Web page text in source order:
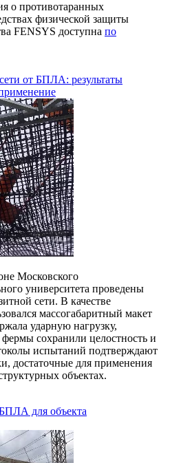
о противотаранных
физической защиты
FENSYS доступна по
от БПЛА: результаты
Московского
университета проведены
сети. В качестве
массогабаритный макет
ударную нагрузку,
сохранили целостность и
испытаний подтверждают
достаточные для применения
объектах.
для объекта